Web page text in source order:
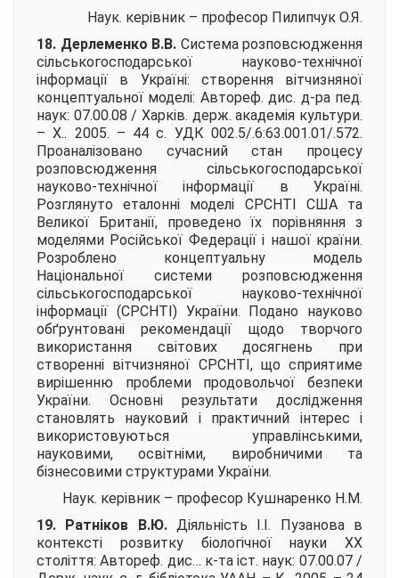
Наук. керівник – професор Пилипчук О.Я.
18. Дерлеменко В.В. Система розповсюдження
сільськогосподарської науково-технічної
інформації в Україні: створення вітчизняної
концептуальної моделі: Автореф. дис. д-ра пед.
наук: 07.00.08 / Харків. держ. академія культури.
– Х.. 2005. – 44 с. УДК 002.5/.6:63.001.01/.572.
Проаналізовано сучасний стан процесу
розповсюдження сільськогосподарської
науково-технічної інформації в Україні.
Розглянуто еталонні моделі СРСНТІ США та
Великої Британії, проведено їх порівняння з
моделями Російської Федерації і нашої країни.
Розроблено концептуальну модель
Національної системи розповсюдження
сільськогосподарської науково-технічної
інформації (СРСНТІ) України. Подано науково
обґрунтовані рекомендації щодо творчого
використання світових досягнень при
створенні вітчизняної СРСНТІ, що сприятиме
вирішенню проблеми продовольчої безпеки
України. Основні результати дослідження
становлять науковий і практичний інтерес і
використовуються управлінськими,
науковими, освітніми, виробничими та
бізнесовими структурами України.
Наук. керівник – професор Кушнаренко Н.М.
19. Ратніков В.Ю. Діяльність І.І. Пузанова в
контексті розвитку біологічної науки ХХ
століття: Автореф. дис… к-та іст. наук: 07.00.07 /